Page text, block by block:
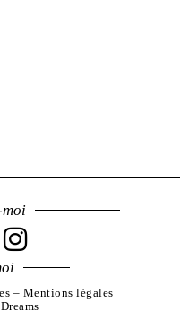
– Mentions légales